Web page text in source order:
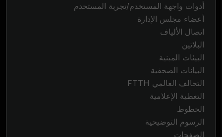
أدوات واجهة المستخدم/تجربة المستخدم
أعضاء مجلس الإدارة
اتصال الألياف
البلاتين
البيئات المبنية
البيانات الصحفية
التحالف العالمي FTTH
التغطية الإعلامية
الخطوط
الرسوم التوضيحية
الصفحات